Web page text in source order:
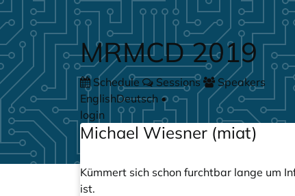
Skip to main content
MRMCD 2019
Schedule Sessions
Speakers
EnglishDeutsch •
login
Michael Wiesner (miat)
Kümmert sich schon furchtbar lange um
ist.